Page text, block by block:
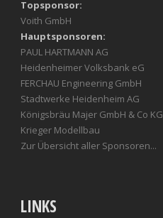
Topsponsor:
Voith GmbH
Hauptsponsoren:
PAUL HARTMANN AG
Heidenheimer Volksbank eG
FERCHAU Engineering GmbH
Stadtwerke Heidenheim AG
Königsbräu Majer GmbH & Co KG
Krieger Modellbau
Zur Übersicht aller Sponsoren...
LINKS